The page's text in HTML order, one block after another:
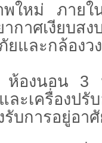
หม่ ภายใ
กาศเงียบส
ภัยและกล้อ
ห้องนอน 3
ะเครื่องปรั
บการอยู่อา